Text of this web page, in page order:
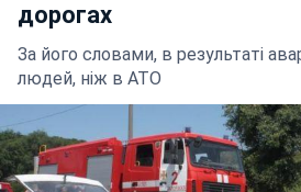
дорогах
За його словами, в результаті
людей, ніж в АТО